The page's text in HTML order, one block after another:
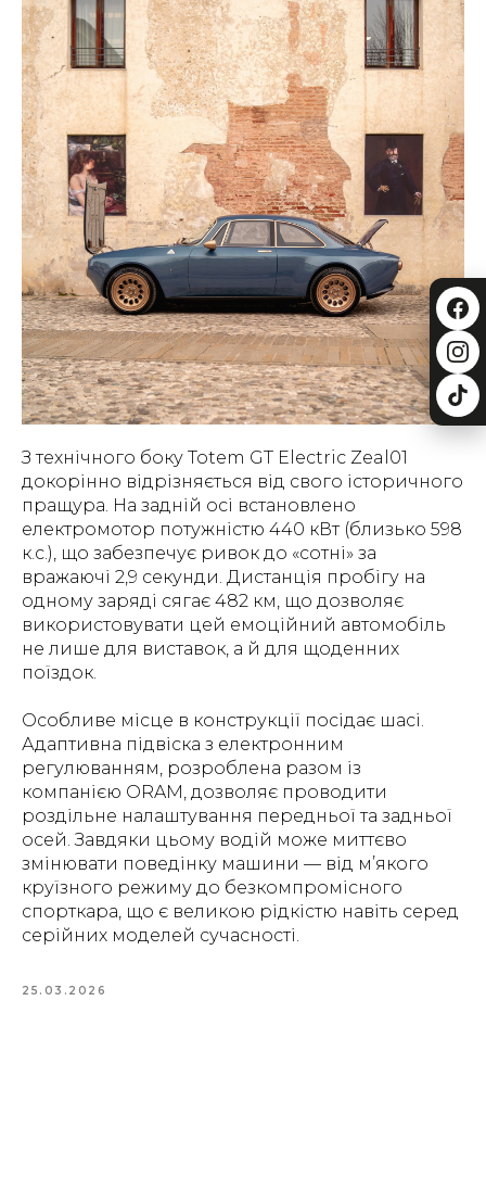
З технічного боку Totem GT Electric Zeal01
докорінно відрізняється від свого історичного
пращура. На задній осі встановлено
електромотор потужністю 440 кВт (близько 598
к.с.), що забезпечує ривок до «сотні» за
вражаючі 2,9 секунди. Дистанція пробігу на
одному заряді сягає 482 км, що дозволяє
використовувати цей емоційний автомобіль
не лише для виставок, а й для щоденних
поїздок.
Особливе місце в конструкції посідає шасі.
Адаптивна підвіска з електронним
регулюванням, розроблена разом із
компанією ORAM, дозволяє проводити
роздільне налаштування передньої та задньої
осей. Завдяки цьому водій може миттєво
змінювати поведінку машини — від м’якого
круїзного режиму до безкомпромісного
спорткара, що є великою рідкістю навіть серед
серійних моделей сучасності.
25.03.2026